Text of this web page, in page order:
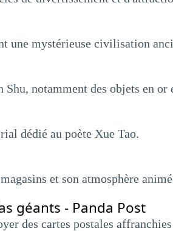
une mystérieuse civilisation
notamment des objets en or
dédié au poète Xue Tao.
et son atmosphère
géants - Panda Post
des cartes postales